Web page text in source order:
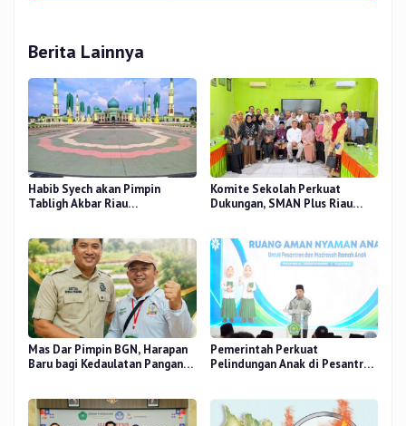
Berita Lainnya
Habib Syech akan Pimpin
Tabligh Akbar Riau
Komite Sekolah Perkuat
Dukungan, SMAN Plus Riau
Mas Dar Pimpin BGN, Harapan
Baru bagi Kedaulatan Pangan
Pemerintah Perkuat
Pelindungan Anak di Pesantren